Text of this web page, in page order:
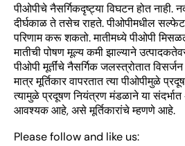
पीओपीचे नैसर्गिकदृष्ट्या विघटन होत नाही.
दीर्घकाळ ते तसेच राहते. पीओपीमधील
परिणाम करू शकतो. मातीमध्ये पीओपी
मातीची पोषण मूल्य कमी झाल्याने
पीओपी मूर्तींचे नैसर्गिक जलस्त्रोतात
मात्र मूर्तिकार वापरतात त्या पीओपीमुळे
त्यामुळे प्रदूषण नियंत्रण मंडळाने या
आवश्यक आहे, असे मूर्तिकारांचे म्हणणे आहे.
Please follow and like us: